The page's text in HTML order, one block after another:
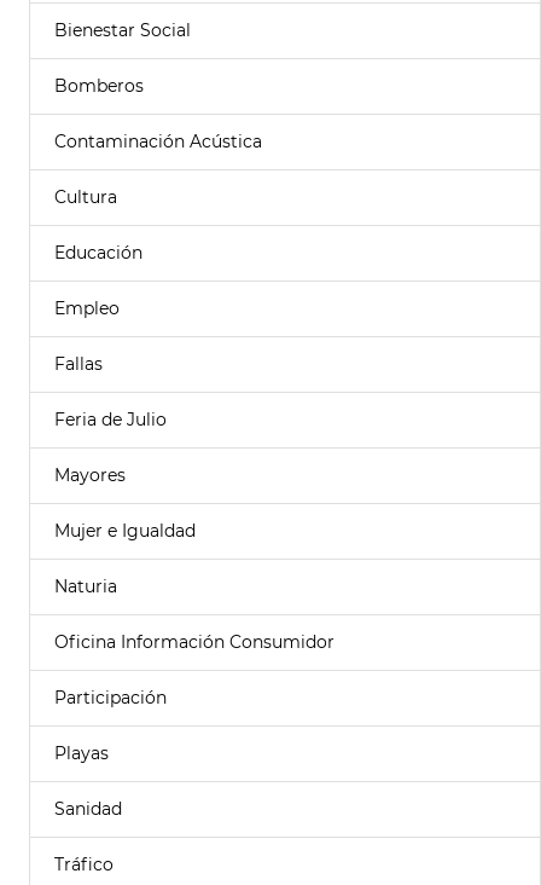
Bienestar Social
Bomberos
Contaminación Acústica
Cultura
Educación
Empleo
Fallas
Feria de Julio
Mayores
Mujer e Igualdad
Naturia
Oficina Información Consumidor
Participación
Playas
Sanidad
Tráfico